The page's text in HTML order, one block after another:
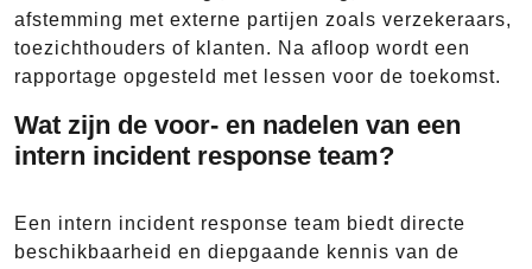
afstemming met externe partijen zoals verzekeraars,
toezichthouders of klanten. Na afloop wordt een
rapportage opgesteld met lessen voor de toekomst.
Wat zijn de voor- en nadelen van een
intern incident response team?
Een intern incident response team biedt directe
beschikbaarheid en diepgaande kennis van de